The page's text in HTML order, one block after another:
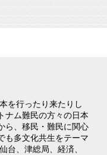
を行ったり来たりし
ナム難民の方々の日本
ら、移民・難民に関心
も多文化共生をテーマ
台、津総局、経済、